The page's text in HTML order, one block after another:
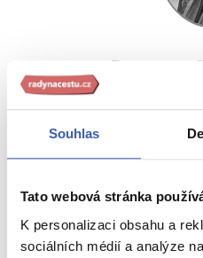
Souhlas
Tato webová stránka
K personalizaci obsahu a
sociálních médií a analýze
5 článků
Ukaž